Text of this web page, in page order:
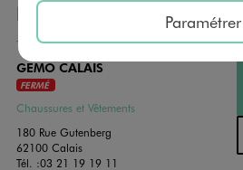
NOS AUTRES MAGASINS
GEMO CALAIS
FERMÉ
Chaussures et Vêtements
180 Rue Gutenberg
62100 Calais
Tél. :03 21 19 19 11
Paramétrer